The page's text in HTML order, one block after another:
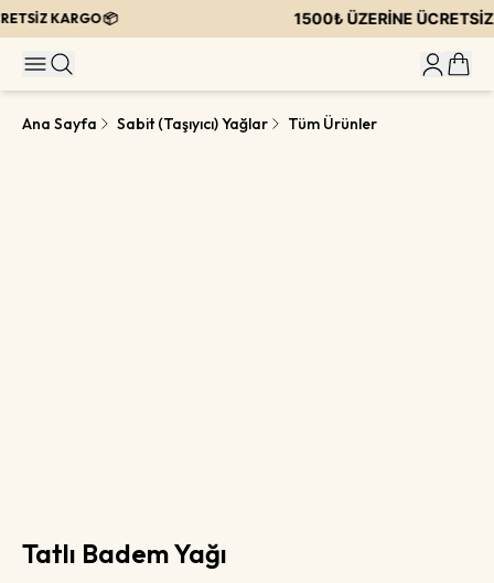
KARGO 📦 1500₺ ÜZERİNE ÜCRETSİZ
Ana Sayfa Sabit (Taşıyıcı) Yağlar Tüm Ürünler
Tatlı Badem Yağı